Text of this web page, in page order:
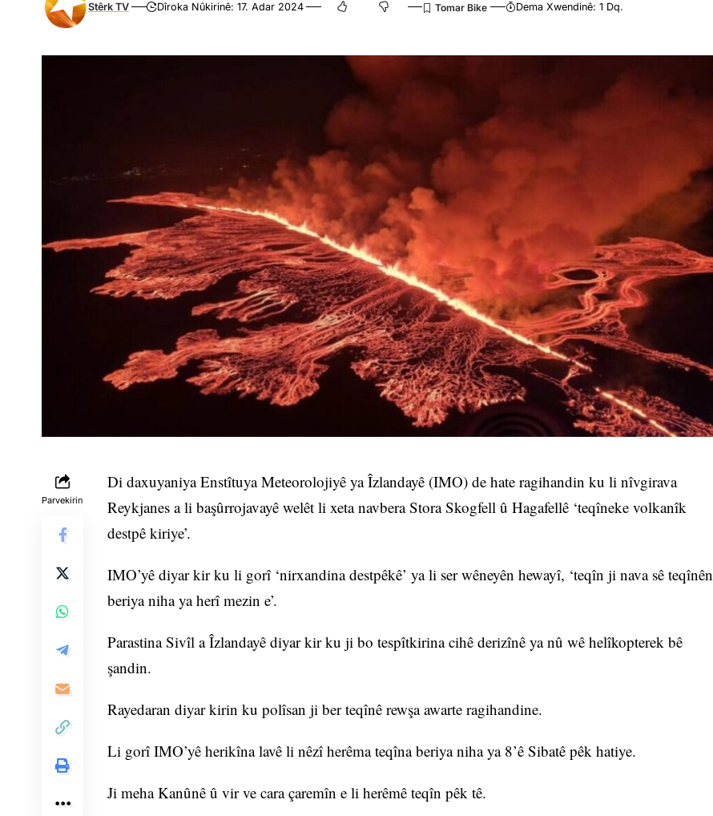
Stêrk TV Dîroka Nûkirinê: 17. Adar 2024 Dema Xwendinê: 1 Dq.
Parvekirin
Di daxuyaniya Enstîtuya Meteorolojiyê ya Îzlandayê (IMO) de hate ragihandin ku li nîvgirava
Reykjanes a li başûrrojavayê welêt li xeta navbera Stora Skogfell û Hagafellê ‘teqîneke volkanîk
destpê kiriye’.
IMO’yê diyar kir ku li gorî ‘nirxandina destpêkê’ ya li ser wêneyên hewayî, ‘teqîn ji nava sê teqînên
beriya niha ya herî mezin e’.
Parastina Sivîl a Îzlandayê diyar kir ku ji bo tespîtkirina cihê derizînê ya nû wê helîkopterek bê
şandin.
Rayedaran diyar kirin ku polîsan ji ber teqînê rewşa awarte ragihandine.
Li gorî IMO’yê herikîna lavê li nêzî herêma teqîna beriya niha ya 8’ê Sibatê pêk hatiye.
Ji meha Kanûnê û vir ve cara çaremîn e li herêmê teqîn pêk tê.